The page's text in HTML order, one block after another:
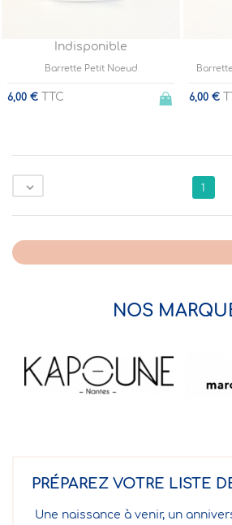
Indisponible
Barrette Petit Noeud
6,00 € TTC 6,00 €
 1
NOS
PRÉPAREZ VOTRE LISTE
Une naissance à venir, un